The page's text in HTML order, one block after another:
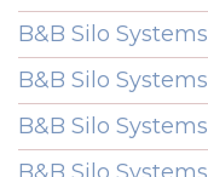
B&B Silo
B&B Silo
B&B Silo